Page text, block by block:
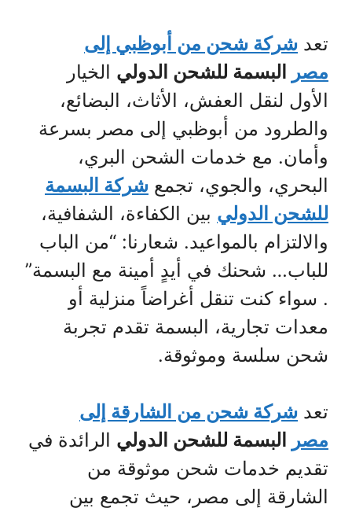
تعد شركة شحن من أبوظبي إلى
مصر
البسمة للشحن الدولي الخيار
الأول لنقل العفش، الأثاث، البضائع،
والطرود من أبوظبي إلى مصر بسرعة
وأمان. مع خدمات الشحن البري،
البحري، والجوي، تجمع شركة البسمة
للشحن الدولي بين الكفاءة، الشفافية،
والالتزام بالمواعيد. شعارنا: “من الباب
للباب… شحنك في أيدٍ أمينة مع البسمة”
. سواء كنت تنقل أغراضاً منزلية أو
معدات تجارية، البسمة تقدم تجربة
شحن سلسة وموثوقة.
تعد شركة شحن من الشارقة إلى
مصر
البسمة للشحن الدولي الرائدة في
تقديم خدمات شحن موثوقة من
الشارقة إلى مصر، حيث تجمع بين